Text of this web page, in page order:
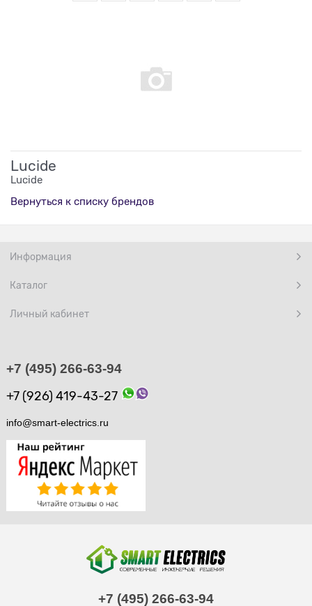
Lucide
Lucide
Вернуться к списку брендов
Информация
Каталог
Личный кабинет
+7 (495) 266-63-94
+7 (926) 419-43-27
info@smart-electrics.ru
+7 (495) 266-63-94